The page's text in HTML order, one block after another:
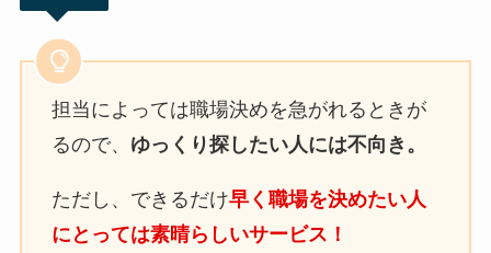
担当によっては職場決めを急がれるときが
るので、 ゆっくり探したい人には不向き。
ただし、できるだけ早く職場を決めたい人
にとっては素晴らしいサービス！